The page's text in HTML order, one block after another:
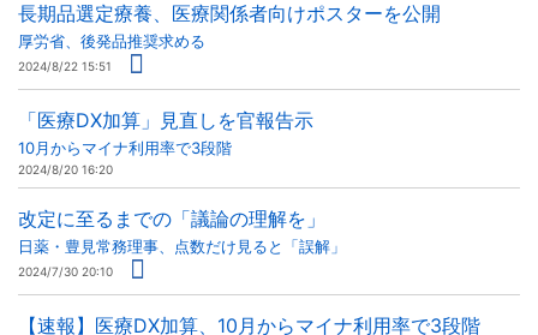
長期品選定療養、医療関係者向けポスターを公開
厚労省、後発品推奨求める
2024/8/22 15:51
「医療DX加算」見直しを官報告示
10月からマイナ利用率で3段階
2024/8/20 16:20
改定に至るまでの「議論の理解を」
日薬・豊見常務理事、点数だけ見ると「誤解」
2024/7/30 20:10
【速報】医療DX加算、10月からマイナ利用率で3段階